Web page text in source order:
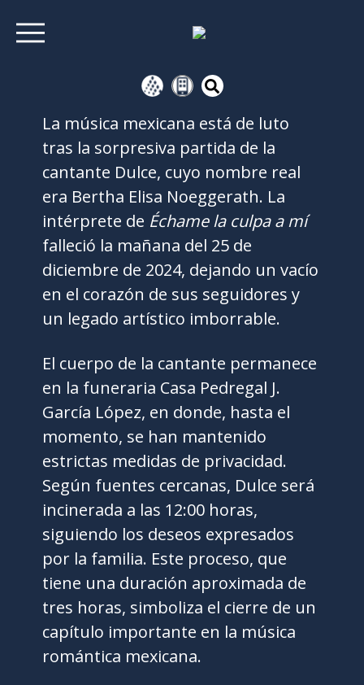
La música mexicana está de luto
tras la sorpresiva partida de la
cantante Dulce, cuyo nombre real
era Bertha Elisa Noeggerath. La
intérprete de Échame la culpa a mí
falleció la mañana del 25 de
diciembre de 2024, dejando un vacío
en el corazón de sus seguidores y
un legado artístico imborrable.
El cuerpo de la cantante permanece
en la funeraria Casa Pedregal J.
García López, en donde, hasta el
momento, se han mantenido
estrictas medidas de privacidad.
Según fuentes cercanas, Dulce será
incinerada a las 12:00 horas,
siguiendo los deseos expresados
por la familia. Este proceso, que
tiene una duración aproximada de
tres horas, simboliza el cierre de un
capítulo importante en la música
romántica mexicana.